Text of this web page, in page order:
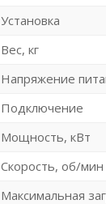
Установка
Вес, кг
Напряжение
Подключение
Мощность, кВт
Скорость, об/мин
Максимальная